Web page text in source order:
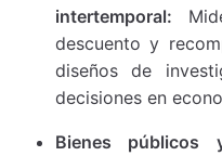
intertemporal:
descuento y
diseños de
decisiones en
Bienes públicos